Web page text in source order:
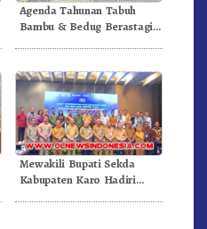
Agenda Tahunan Tabuh
Bambu & Bedug Berastagi,
Mewakili Bupati Sekda
Kabupaten Karo Hadiri